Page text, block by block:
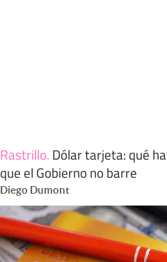
Rastrillo. Dólar tarjeta: qué
que el Gobierno no barre
Diego Dumont